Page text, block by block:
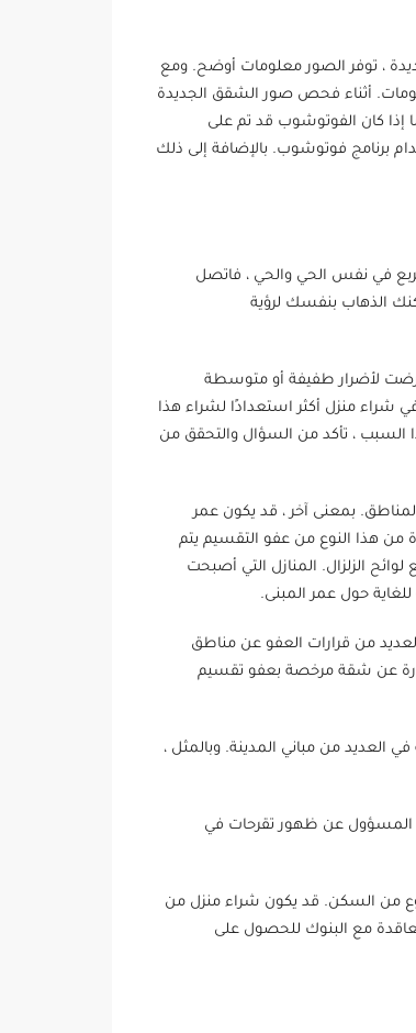
، توفر الصور معلومات أوضح. ومع
أثناء فحص صور الشقق الجديدة
إذا كان الفوتوشوب قد تم على
برنامج فوتوشوب. بالإضافة إلى ذلك
في نفس الحي والحي ، فاتصل
الذهاب بنفسك لرؤية
لأضرار طفيفة أو متوسطة
شراء منزل أكثر استعدادًا لشراء هذا
السبب ، تأكد من السؤال والتحقق من
مبنى من طابقين من 7 طوابق ودخل في عفو تقسيم المناطق. بمعنى آخر ، قد يكون عمر
الاستفادة من هذا النوع من عفو ​​التقسيم يتم
الزلزال. المنازل التي أصبحت
حول عمر المبنى.
من قرارات العفو عن مناطق
عن شقة مرخصة بعفو تقسيم
من مباني المدينة. وبالمثل ،
المسؤول عن ظهور تقرحات في
من السكن. قد يكون شراء منزل من
مع البنوك للحصول على